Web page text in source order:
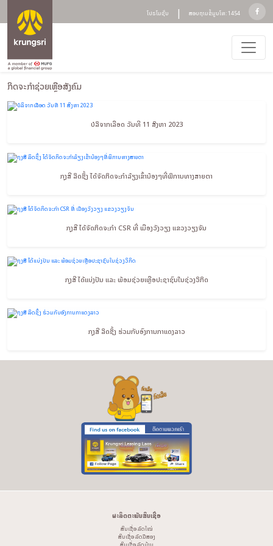
ໂປຣໂມຊັ່ນ | ສອບຖາມຂໍ້ມູນໂທ: 1454
ກິດຈະກຳຊ່ວຍເຫຼືອສັງຄົມ
ບໍລິຈາກເລືອດ ວັນທີ 11 ສິງຫາ 2023
ກຸງສີ ລິດຊິ້ງ ໄດ້ຈັດກິດຈະກຳລ້ຽງເຂົ້ານ້ອງໆທີ່ພິການທາງສາຍຕາ
ກຸງສີ ໄດ້ຈັດກິດຈະກຳ CSR ທີ່ ເມືອງວັງວຽງ ແຂວງວຽງຈັນ
ກຸງສີ ໄດ້ແບ່ງປັນ ແລະ ພ້ອມຊ່ວຍເຫຼືອປະຊາຊົນໃນຊ່ວງວິກິດ
ກຸງສີ ລິດຊິ້ງ ຮ່ວມກັບອົງການກາແດງລາວ
ຜະລິດຕະພັນສິນເຊື່ອ
ສິນເຊື່ອ ລົດໃໝ່
ສິນເຊື່ອ ລົດມືສອງ